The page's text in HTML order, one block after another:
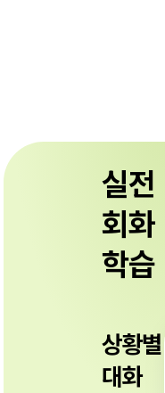
실전
회화
학습
상황별
대화